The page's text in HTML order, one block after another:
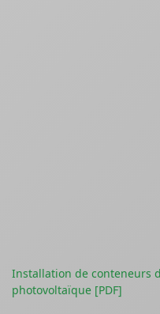
Installation de conteneurs
photovoltaïque [PDF]